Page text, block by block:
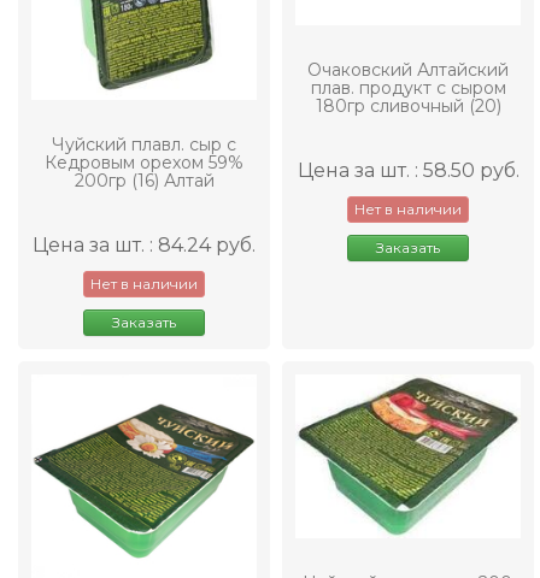
Чуйский плавл. сыр с
Кедровым орехом 59%
200гр (16) Алтай
Цена за шт. : 84.24 руб.
Нет в наличии
Заказать
Очаковский Алтайский
плав. продукт с сыром
180гр сливочный (20)
Цена за шт. : 58.50 руб.
Нет в наличии
Заказать